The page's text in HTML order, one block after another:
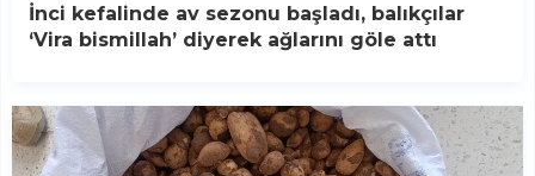
İnci kefalinde av sezonu başladı, balıkçılar
‘Vira bismillah’ diyerek ağlarını göle attı